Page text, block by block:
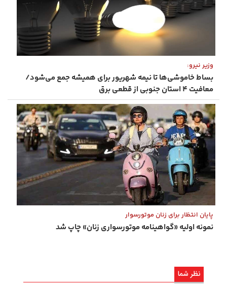
وزیر نیرو:
بساط خاموشی‌ها تا نیمه شهریور برای همیشه جمع می‌شود/
معافیت ۴ استان جنوبی از قطعی برق
پایان انتظار برای زنان موتورسوار
نمونه اولیه «گواهینامه موتورسواری زنان» چاپ شد
نظر شما